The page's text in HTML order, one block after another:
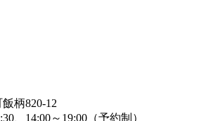
柄820-12
、14:00～19:00（予約制）